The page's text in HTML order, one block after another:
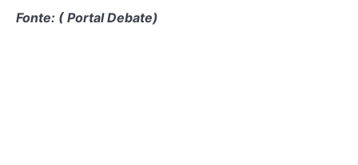
Fonte: ( Portal Debate)